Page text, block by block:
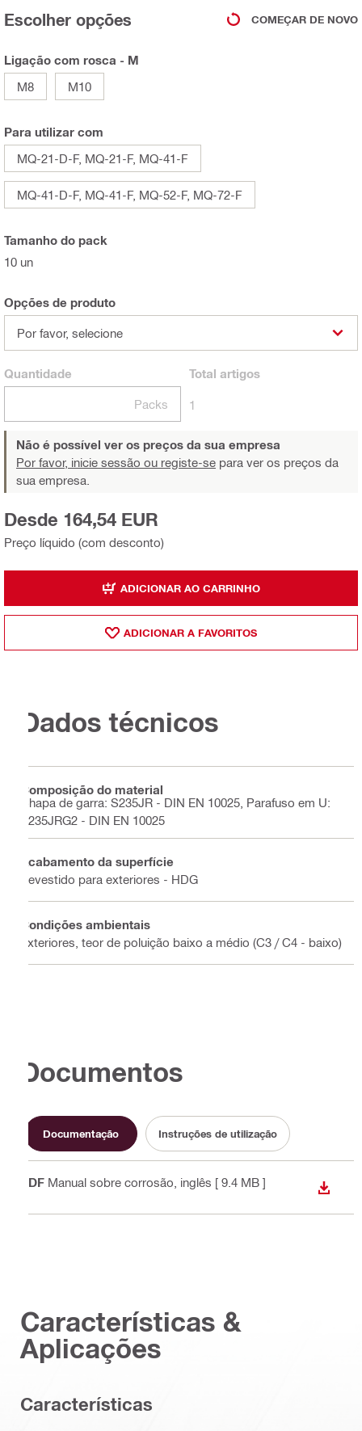
Escolher opções COMEÇAR DE NOVO
Ligação com rosca - M
M8
M10
Para utilizar com
MQ-21-D-F, MQ-21-F, MQ-41-F
MQ-41-D-F, MQ-41-F, MQ-52-F, MQ-72-F
Tamanho do pack
10 un
Opções de produto
Por favor, selecione
Quantidade
Packs
Total artigos
1
Não é possível ver os preços da sua empresa
Por favor, inicie sessão ou registe-se para ver os preços da
sua empresa.
Preço líquido (com desconto)
Desde 164,54 EUR
ADICIONAR AO CARRINHO
ADICIONAR A FAVORITOS
Dados técnicos
Composição do material
Chapa de garra: S235JR - DIN EN 10025, Parafuso em U:
S235JRG2 - DIN EN 10025
Acabamento da superfície
Revestido para exteriores - HDG
Condições ambientais
Exteriores, teor de poluição baixo a médio (C3 / C4 - baixo)
Documentos
Documentação Instruções de utilização
PDF Manual sobre corrosão , inglês [ 9.4 MB ]
Características &
Aplicações
Características